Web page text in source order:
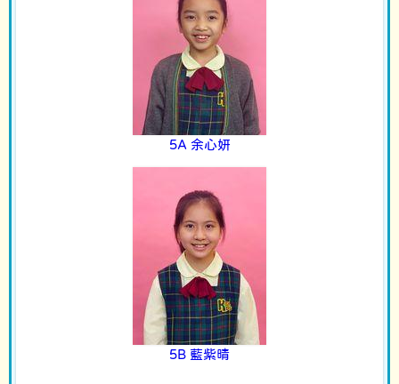
5A 余心妍
5B 藍紫晴